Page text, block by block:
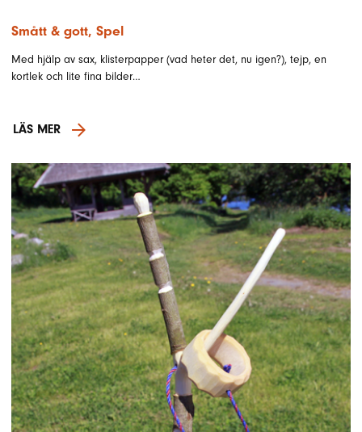
Smått & gott, Spel
Med hjälp av sax, klisterpapper (vad heter det, nu igen?), tejp, en
kortlek och lite fina bilder…
LÄS MER